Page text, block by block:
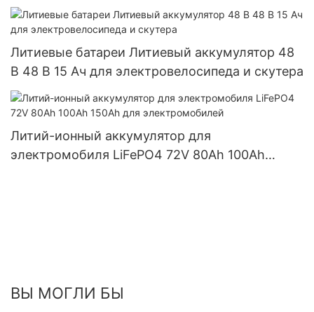
Литиевые батареи Литиевый аккумулятор 48
В 48 В 15 Ач для электровелосипеда и скутера
Литий-ионный аккумулятор для
электромобиля LiFePO4 72V 80Ah 100Ah
ВЫ МОГЛИ БЫ